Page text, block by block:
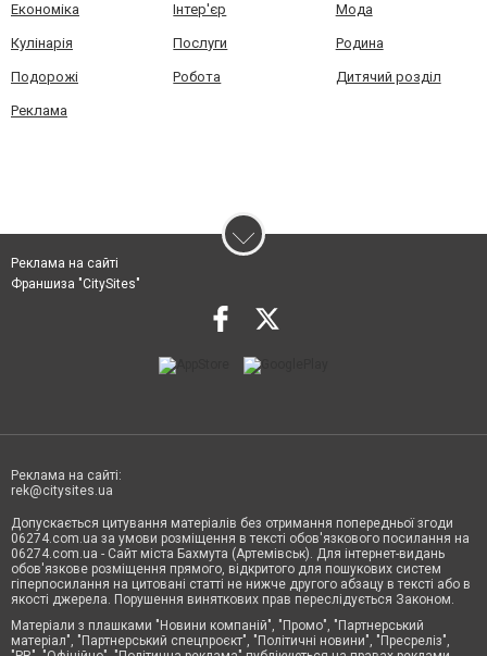
Економіка Інтер'єр Мода
Кулінарія Послуги Родина
Подорожі Робота Дитячий розділ
Реклама
Реклама на сайті
Франшиза "CitySites"
Реклама на сайті:
rek@citysites.ua
Допускається цитування матеріалів без отримання попередньої згоди
06274.com.ua за умови розміщення в тексті обов'язкового посилання на
06274.com.ua - Сайт міста Бахмута (Артемівськ). Для інтернет-видань
обов'язкове розміщення прямого, відкритого для пошукових систем
гіперпосилання на цитовані статті не нижче другого абзацу в тексті або в
якості джерела. Порушення виняткових прав переслідується Законом.
Матеріали з плашками "Новини компаній", "Промо", "Партнерський
матеріал", "Партнерський спецпроєкт", "Політичні новини", "Пресреліз",